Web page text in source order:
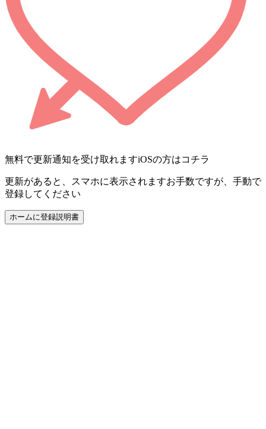
無料で更新通知を受け取れますiOSの方はコチラ
更新があると、スマホに表示されますお手数ですが、手動で
登録してください
ホームに登録説明書